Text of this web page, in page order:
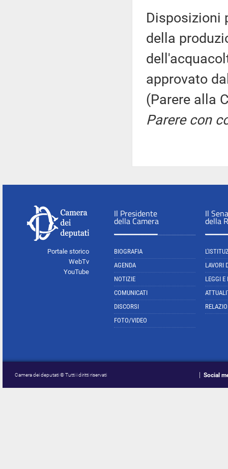
Disposizioni
della
approvato
(Parere alla
Parere con
Portale storico
WebTv
YouTube
Il Presidente
della Camera
BIOGRAFIA
AGENDA
NOTIZIE
COMUNICATI
DISCORSI
FOTO/VIDEO
Il
della
LAVORI
LEGGI E
Camera dei deputati © Tutti i diritti riservati Social